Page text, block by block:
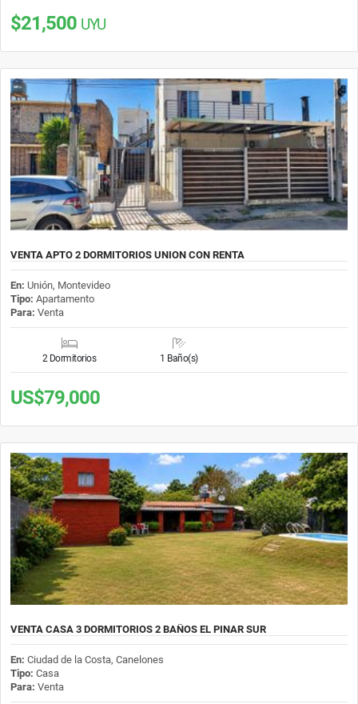
$21,500 UYU
VENTA APTO 2 DORMITORIOS UNION CON RENTA
En: Unión, Montevideo
Tipo: Apartamento
Para: Venta
2 Dormitorios 1 Baño(s)
US$79,000
VENTA CASA 3 DORMITORIOS 2 BAÑOS EL PINAR SUR
En: Ciudad de la Costa, Canelones
Tipo: Casa
Para: Venta